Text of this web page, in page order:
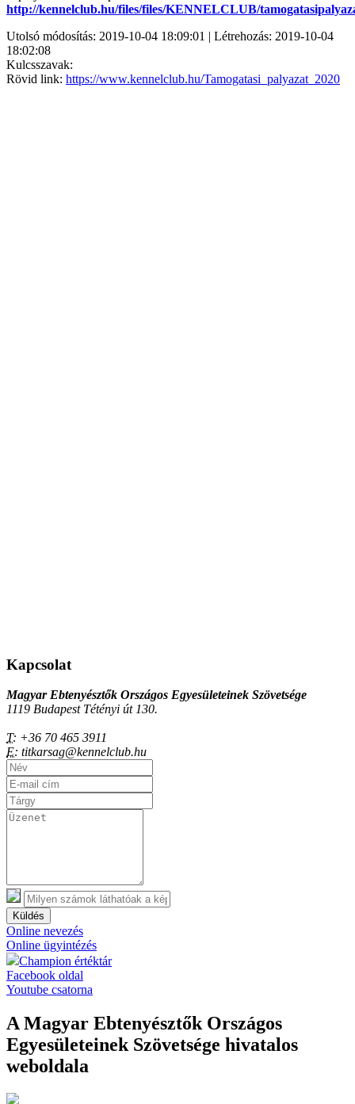
http://kennelclub.hu/files/files/KENNELCLUB/
Utolsó módosítás: 2019-10-04 18:09:01 | Létrehozás: 2019-10-04
18:02:08
Kulcsszavak:
Rövid link: https://www.kennelclub.hu/Tamogatasi_palyazat_2020
Kapcsolat
Magyar Ebtenyésztők Országos Egyesületeinek Szövetsége
1119 Budapest Tétényi út 130.
T: +36 70 465 3911
E: titkarsag@kennelclub.hu
Küldés
Online nevezés
Online ügyintézés
Champion értéktár
Facebook oldal
Youtube csatorna
A Magyar Ebtenyésztők Országos
Egyesületeinek Szövetsége hivatalos
weboldala